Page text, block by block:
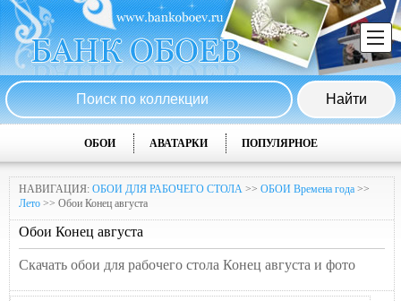
ОБОИ АВАТАРКИ ПОПУЛЯРНОЕ
НАВИГАЦИЯ: ОБОИ ДЛЯ РАБОЧЕГО СТОЛА >> ОБОИ Времена года >>
Лето >> Обои Конец августа
Обои Конец августа
Скачать обои для рабочего стола Конец августа и фото